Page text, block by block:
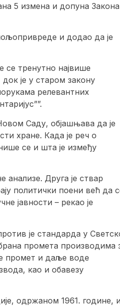
5 измена и допуна
и додао да је
тренутно највише
је у старом закону
релевантних
Саду, објашњава да је
хране. Када је реч о
се и шта је између
Друга је ствар
политички поени већ да
јавности – рекао је
је стандарда у
промета производима
промет и даље воде
као и обавезу
одржаном 1961. године, и